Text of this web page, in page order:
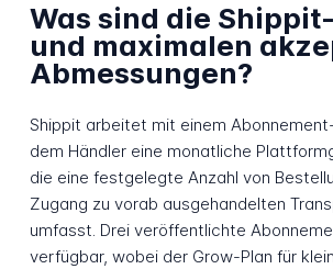
Was sind die
und maximalen
Abmessungen?
Shippit arbeitet mit einem
dem Händler eine monatliche
die eine festgelegte Anzahl von
Zugang zu vorab ausgehandelten
umfasst. Drei veröffentlichte
verfügbar, wobei der Grow-Plan für